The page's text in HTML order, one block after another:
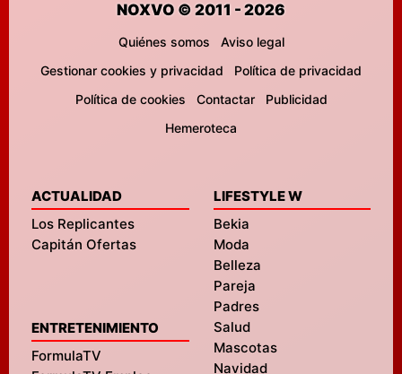
NOXVO © 2011 - 2026
Quiénes somos
Aviso legal
Gestionar cookies y privacidad
Política de privacidad
Política de cookies
Contactar
Publicidad
Hemeroteca
ACTUALIDAD
Los Replicantes
Capitán Ofertas
ENTRETENIMIENTO
FormulaTV
LIFESTYLE W
Bekia
Moda
Belleza
Pareja
Padres
Salud
Mascotas
Navidad